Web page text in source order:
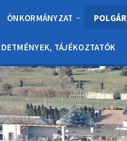
ÖNKORMÁNYZAT
TÁJÉKOZTATÓK